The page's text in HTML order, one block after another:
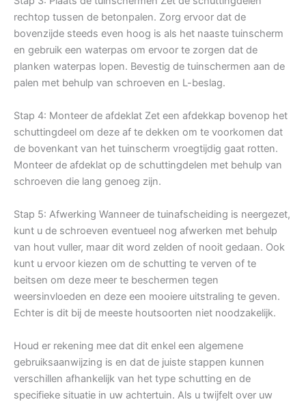
rechtop tussen de betonpalen. Zorg ervoor dat de
bovenzijde steeds even hoog is als het naaste tuinscherm
en gebruik een waterpas om ervoor te zorgen dat de
planken waterpas lopen. Bevestig de tuinschermen aan de
palen met behulp van schroeven en L-beslag.
Stap 4: Monteer de afdeklat Zet een afdekkap bovenop het
schuttingdeel om deze af te dekken om te voorkomen dat
de bovenkant van het tuinscherm vroegtijdig gaat rotten.
Monteer de afdeklat op de schuttingdelen met behulp van
schroeven die lang genoeg zijn.
Stap 5: Afwerking Wanneer de tuinafscheiding is neergezet,
kunt u de schroeven eventueel nog afwerken met behulp
van hout vuller, maar dit word zelden of nooit gedaan. Ook
kunt u ervoor kiezen om de schutting te verven of te
beitsen om deze meer te beschermen tegen
weersinvloeden en deze een mooiere uitstraling te geven.
Echter is dit bij de meeste houtsoorten niet noodzakelijk.
Houd er rekening mee dat dit enkel een algemene
gebruiksaanwijzing is en dat de juiste stappen kunnen
verschillen afhankelijk van het type schutting en de
specifieke situatie in uw achtertuin. Als u twijfelt over uw